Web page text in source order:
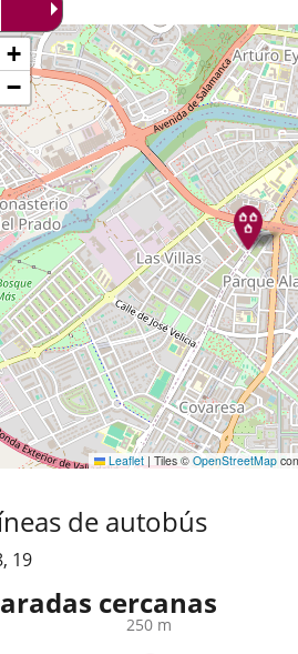
+
−
Leaflet | Tiles © OpenStreetMap
de autobús
, 19
cercanas
250 m